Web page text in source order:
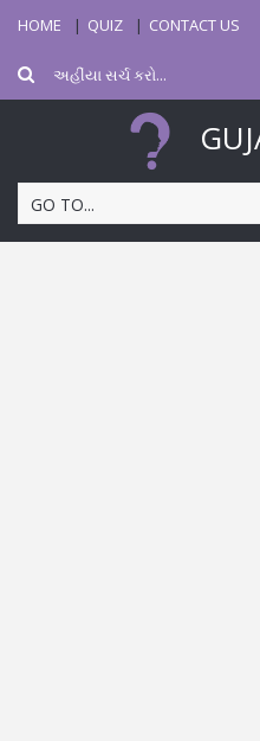
HOME QUIZ CONTACT US
GO TO...